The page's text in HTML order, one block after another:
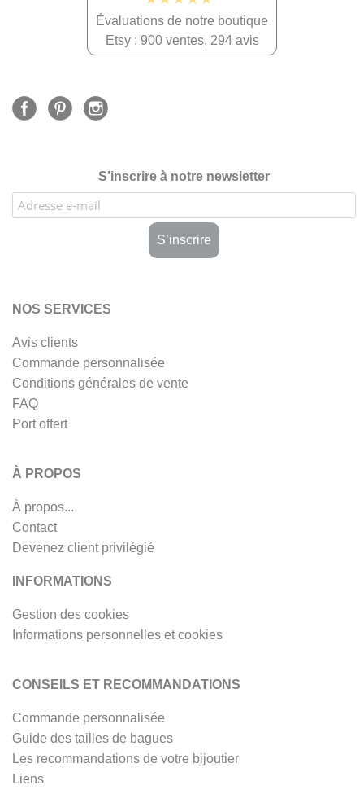
Évaluations de notre boutique
Etsy : 900 ventes, 294 avis
S’inscrire à notre newsletter
NOS SERVICES
Avis clients
Commande personnalisée
Conditions générales de vente
FAQ
Port offert
À PROPOS
À propos...
Contact
Devenez client privilégié
INFORMATIONS
Gestion des cookies
Informations personnelles et cookies
CONSEILS ET RECOMMANDATIONS
Commande personnalisée
Guide des tailles de bagues
Les recommandations de votre bijoutier
Liens